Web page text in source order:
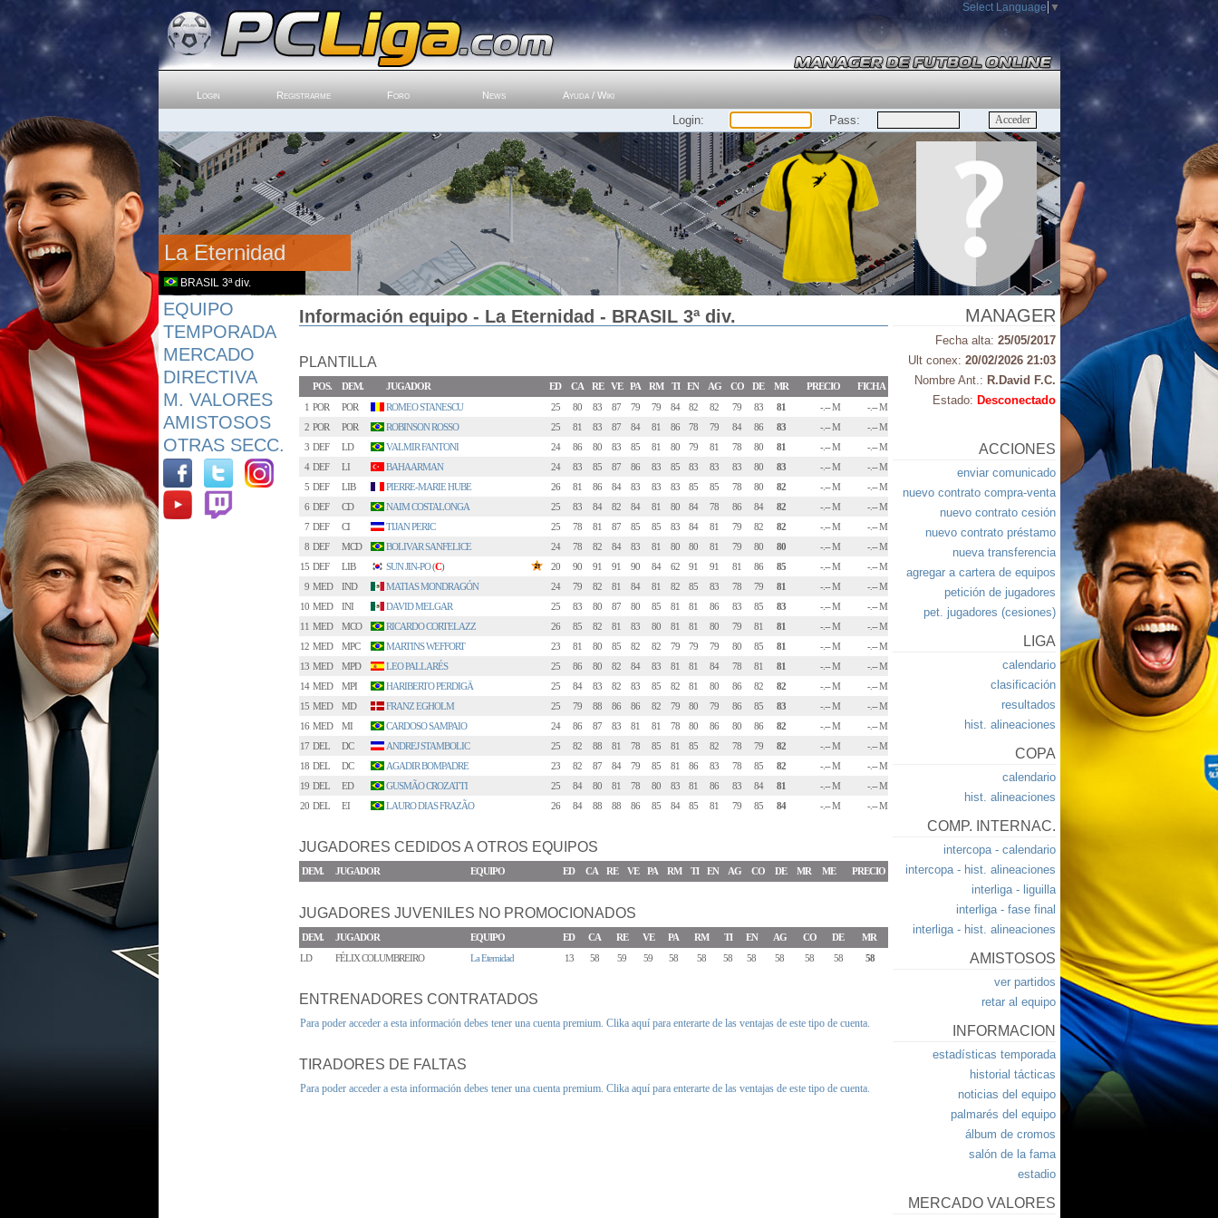
Select Language ▼
Login Registrarme Foro News Ayuda / Wiki
Login: Pass:
La Eternidad
BRASIL 3ª div.
EQUIPO
TEMPORADA
MERCADO
DIRECTIVA
M. VALORES
AMISTOSOS
OTRAS SECC.
Información equipo - La Eternidad - BRASIL 3ª div.
PLANTILLA
POS. DEM. JUGADOR ED CA RE VE PA RM TI EN AG CO DE MR PRECIO
FICHA
1 POR POR ROMEO STANESCU 25 80 83 87 79 79 84 82 82 79 83 81 -.-- M
-.-- M
2 POR POR ROBINSON ROSSO 25 81 83 87 84 81 86 78 79 84 86 83 -.-- M
-.-- M
3 DEF LD VALMIR FANTONI 24 86 80 83 85 81 80 79 81 78 80 81 -.-- M
-.-- M
4 DEF LI BAHA ARMAN 24 83 85 87 86 83 85 83 83 83 80 83 -.-- M
-.-- M
5 DEF LIB PIERRE-MARIE HUBE 26 81 86 84 83 83 83 85 85 78 80 82 -.-- M
-.-- M
6 DEF CD NAIM COSTALONGA 25 83 84 82 84 81 80 84 78 86 84 82 -.-- M
-.-- M
7 DEF CI TIJAN PERIC 25 78 81 87 85 85 83 84 81 79 82 82 -.-- M
-.-- M
8 DEF MCD BOLIVAR SANFELICE 24 78 82 84 83 81 80 80 81 79 80 80 -.-- M
-.-- M
15 DEF LIB SUN JIN-PO(C) 20 90 91 91 90 84 62 91 91 81 86 85 -.-- M
-.-- M
9 MED IND MATIAS MONDRAGÓN 24 79 82 81 84 81 82 85 83 78 79 81 -.-- M
-.-- M
10 MED INI DAVID MELGAR 25 83 80 87 80 85 81 81 86 83 85 83 -.-- M
-.-- M
11 MED MCO RICARDO CORTELAZZ 26 85 82 81 83 80 81 81 80 79 81 81 -.-- M
-.-- M
12 MED MPC MARTINS WEFFORT 23 81 80 85 82 82 79 79 79 80 85 81 -.-- M
-.-- M
13 MED MPD LEO PALLARÉS 25 86 80 82 84 83 81 81 84 78 81 81 -.-- M
-.-- M
14 MED MPI HARIBERTO PERDIGÄ 25 84 83 82 83 85 82 81 80 86 82 82 -.-- M
-.-- M
15 MED MD FRANZ EGHOLM 25 79 88 86 86 82 79 80 79 86 85 83 -.-- M
-.-- M
16 MED MI CARDOSO SAMPAIO 24 86 87 83 81 81 78 80 86 80 86 82 -.-- M
-.-- M
17 DEL DC ANDREJ STAMBOLIC 25 82 88 81 78 85 81 85 82 78 79 82 -.-- M
-.-- M
18 DEL DC AGADIR BOMPADRE 23 82 87 84 79 85 81 86 83 78 85 82 -.-- M
-.-- M
19 DEL ED GUSMÃO CROZATTI 25 84 80 81 78 80 83 81 86 83 84 81 -.-- M
-.-- M
20 DEL EI LAURO DIAS FRAZÃO 26 84 88 88 86 85 84 85 81 79 85 84 -.-- M -.-- M
JUGADORES CEDIDOS A OTROS EQUIPOS
DEM. JUGADOR EQUIPO ED CA RE VE PA RM TI EN AG CO DE MR ME PRECIO
JUGADORES JUVENILES NO PROMOCIONADOS
DEM. JUGADOR EQUIPO ED CA RE VE PA RM TI EN AG CO DE
MR
LD
FÉLIX COLUMBREIRO La Eternidad 13 58 59 59 58 58 58 58 58 58 58 58
ENTRENADORES CONTRATADOS
Para poder acceder a esta información debes tener una cuenta premium. Clika aquí para enterarte de las ventajas de este tipo de cuenta.
TIRADORES DE FALTAS
Para poder acceder a esta información debes tener una cuenta premium. Clika aquí para enterarte de las ventajas de este tipo de cuenta.
MANAGER
Fecha alta: 25/05/2017
Ult conex: 20/02/2026 21:03
Nombre Ant.: R.David F.C.
Estado: Desconectado
ACCIONES
enviar comunicado
nuevo contrato compra-venta
nuevo contrato cesión
nuevo contrato préstamo
nueva transferencia
agregar a cartera de equipos
petición de jugadores
pet. jugadores (cesiones)
LIGA
calendario
clasificación
resultados
hist. alineaciones
COPA
calendario
hist. alineaciones
COMP. INTERNAC.
intercopa - calendario
intercopa - hist. alineaciones
interliga - liguilla
interliga - fase final
interliga - hist. alineaciones
AMISTOSOS
ver partidos
retar al equipo
INFORMACION
estadísticas temporada
historial tácticas
noticias del equipo
palmarés del equipo
álbum de cromos
salón de la fama
estadio
MERCADO VALORES